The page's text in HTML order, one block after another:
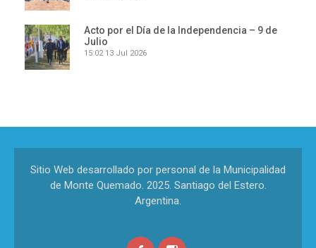
Acto por el Día de la Independencia – 9 de
Julio
15:02 13 Jul 2026
Sitio Web desarrollado por personal de la Municipalidad
de Monte Quemado. 2025. Santiago del Estero.
Argentina.